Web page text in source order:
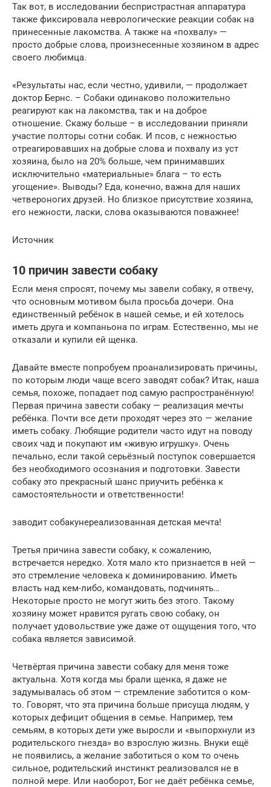
Так вот, в исследовании беспристрастная аппаратура
также фиксировала неврологические реакции собак на
принесенные лакомства. А также на «похвалу» —
просто добрые слова, произнесенные хозяином в адрес
своего любимца.
«Результаты нас, если честно, удивили, — продолжает
доктор Бернс. – Собаки одинаково положительно
реагируют как на лакомства, так и на доброе
отношение. Скажу больше – в исследовании приняли
участие полторы сотни собак. И псов, с нежностью
отреагировавших на добрые слова и похвалу из уст
хозяина, было на 20% больше, чем принимавших
исключительно «материальные» блага – то есть
угощение». Выводы? Еда, конечно, важна для наших
четвероногих друзей. Но близкое присутствие хозяина,
его нежности, ласки, слова оказываются поважнее!
Источник
10 причин завести собаку
Если меня спросят, почему мы завели собаку, я отвечу,
что основным мотивом была просьба дочери. Она
единственный ребёнок в нашей семье, и ей хотелось
иметь друга и компаньона по играм. Естественно, мы не
отказали и купили ей щенка.
Давайте вместе попробуем проанализировать причины,
по которым люди чаще всего заводят собак? Итак, наша
семья, похоже, попадает под самую распространённую!
Первая причина завести собаку — реализация мечты
ребёнка. Почти все дети проходят через это — желание
иметь собаку. Любящие родители часто идут на поводу
своих чад и покупают им «живую игрушку». Очень
печально, если такой серьёзный поступок совершается
без необходимого осознания и подготовки. Завести
собаку это прекрасный шанс приучить ребёнка к
самостоятельности и ответственности!
заводит собакунереализованная детская мечта!
Третья причина завести собаку, к сожалению,
встречается нередко. Хотя мало кто признается в ней —
это стремление человека к доминированию. Иметь
власть над кем-либо, командовать, подчинять…
Некоторые просто не могут жить без этого. Такому
хозяину может нравится ругать свою собаку, он
получает удовольствие уже даже от ощущения того, что
собака является зависимой.
Четвёртая причина завести собаку для меня тоже
актуальна. Хотя когда мы брали щенка, я даже не
задумывалась об этом — стремление заботится о ком-
то. Говорят, что эта причина больше присуща людям, у
которых дефицит общения в семье. Например, тем
семьям, в которых дети уже выросли и «выпорхнули из
родительского гнезда» во взрослую жизнь. Внуки ещё
не появились, а желание заботиться о ком то очень
сильное, родительский инстинкт реализовался не в
полной мере. Или наоборот, Бог не даёт ребёнка семье,